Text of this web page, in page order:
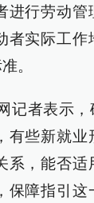
进行劳动管
者实际工作
。
记者表示
有些新就业
系，能否适
保障指引这